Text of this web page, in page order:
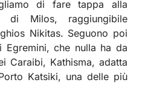
di fare tappa alla
di Milos, raggiungibile
Nikitas. Seguono poi
che nulla ha da
Caraibi, Kathisma, adatta
Katsiki, una delle più